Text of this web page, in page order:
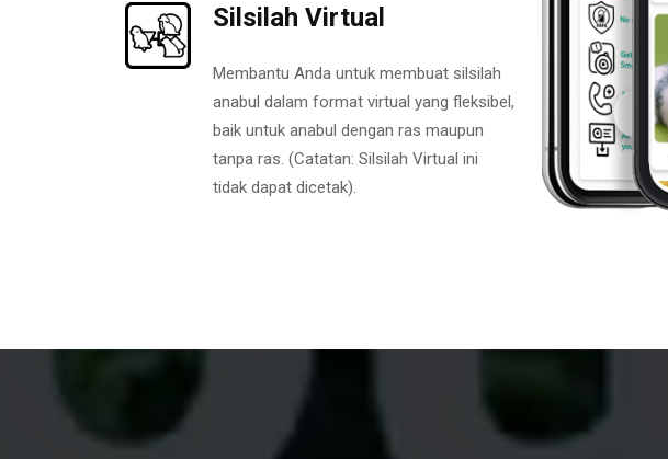
Silsilah Virtual
Membantu Anda untuk membuat silsilah
anabul dalam format virtual yang fleksibel,
baik untuk anabul dengan ras maupun
tanpa ras. (Catatan: Silsilah Virtual ini
tidak dapat dicetak).